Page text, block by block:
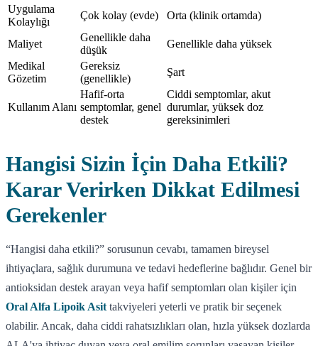
Uygulama
Kolaylığı
Çok kolay (evde) Orta (klinik ortamda)
Maliyet
Genellikle daha
düşük
Genellikle daha yüksek
Medikal
Gözetim
Gereksiz
(genellikle)
Şart
Kullanım Alanı
Hafif-orta
semptomlar, genel
destek
Ciddi semptomlar, akut
durumlar, yüksek doz
gereksinimleri
Hangisi Sizin İçin Daha Etkili?
Karar Verirken Dikkat Edilmesi
Gerekenler
“Hangisi daha etkili?” sorusunun cevabı, tamamen bireysel
ihtiyaçlara, sağlık durumuna ve tedavi hedeflerine bağlıdır. Genel bir
antioksidan destek arayan veya hafif semptomları olan kişiler için
Oral Alfa Lipoik Asit takviyeleri yeterli ve pratik bir seçenek
olabilir. Ancak, daha ciddi rahatsızlıkları olan, hızla yüksek dozlarda